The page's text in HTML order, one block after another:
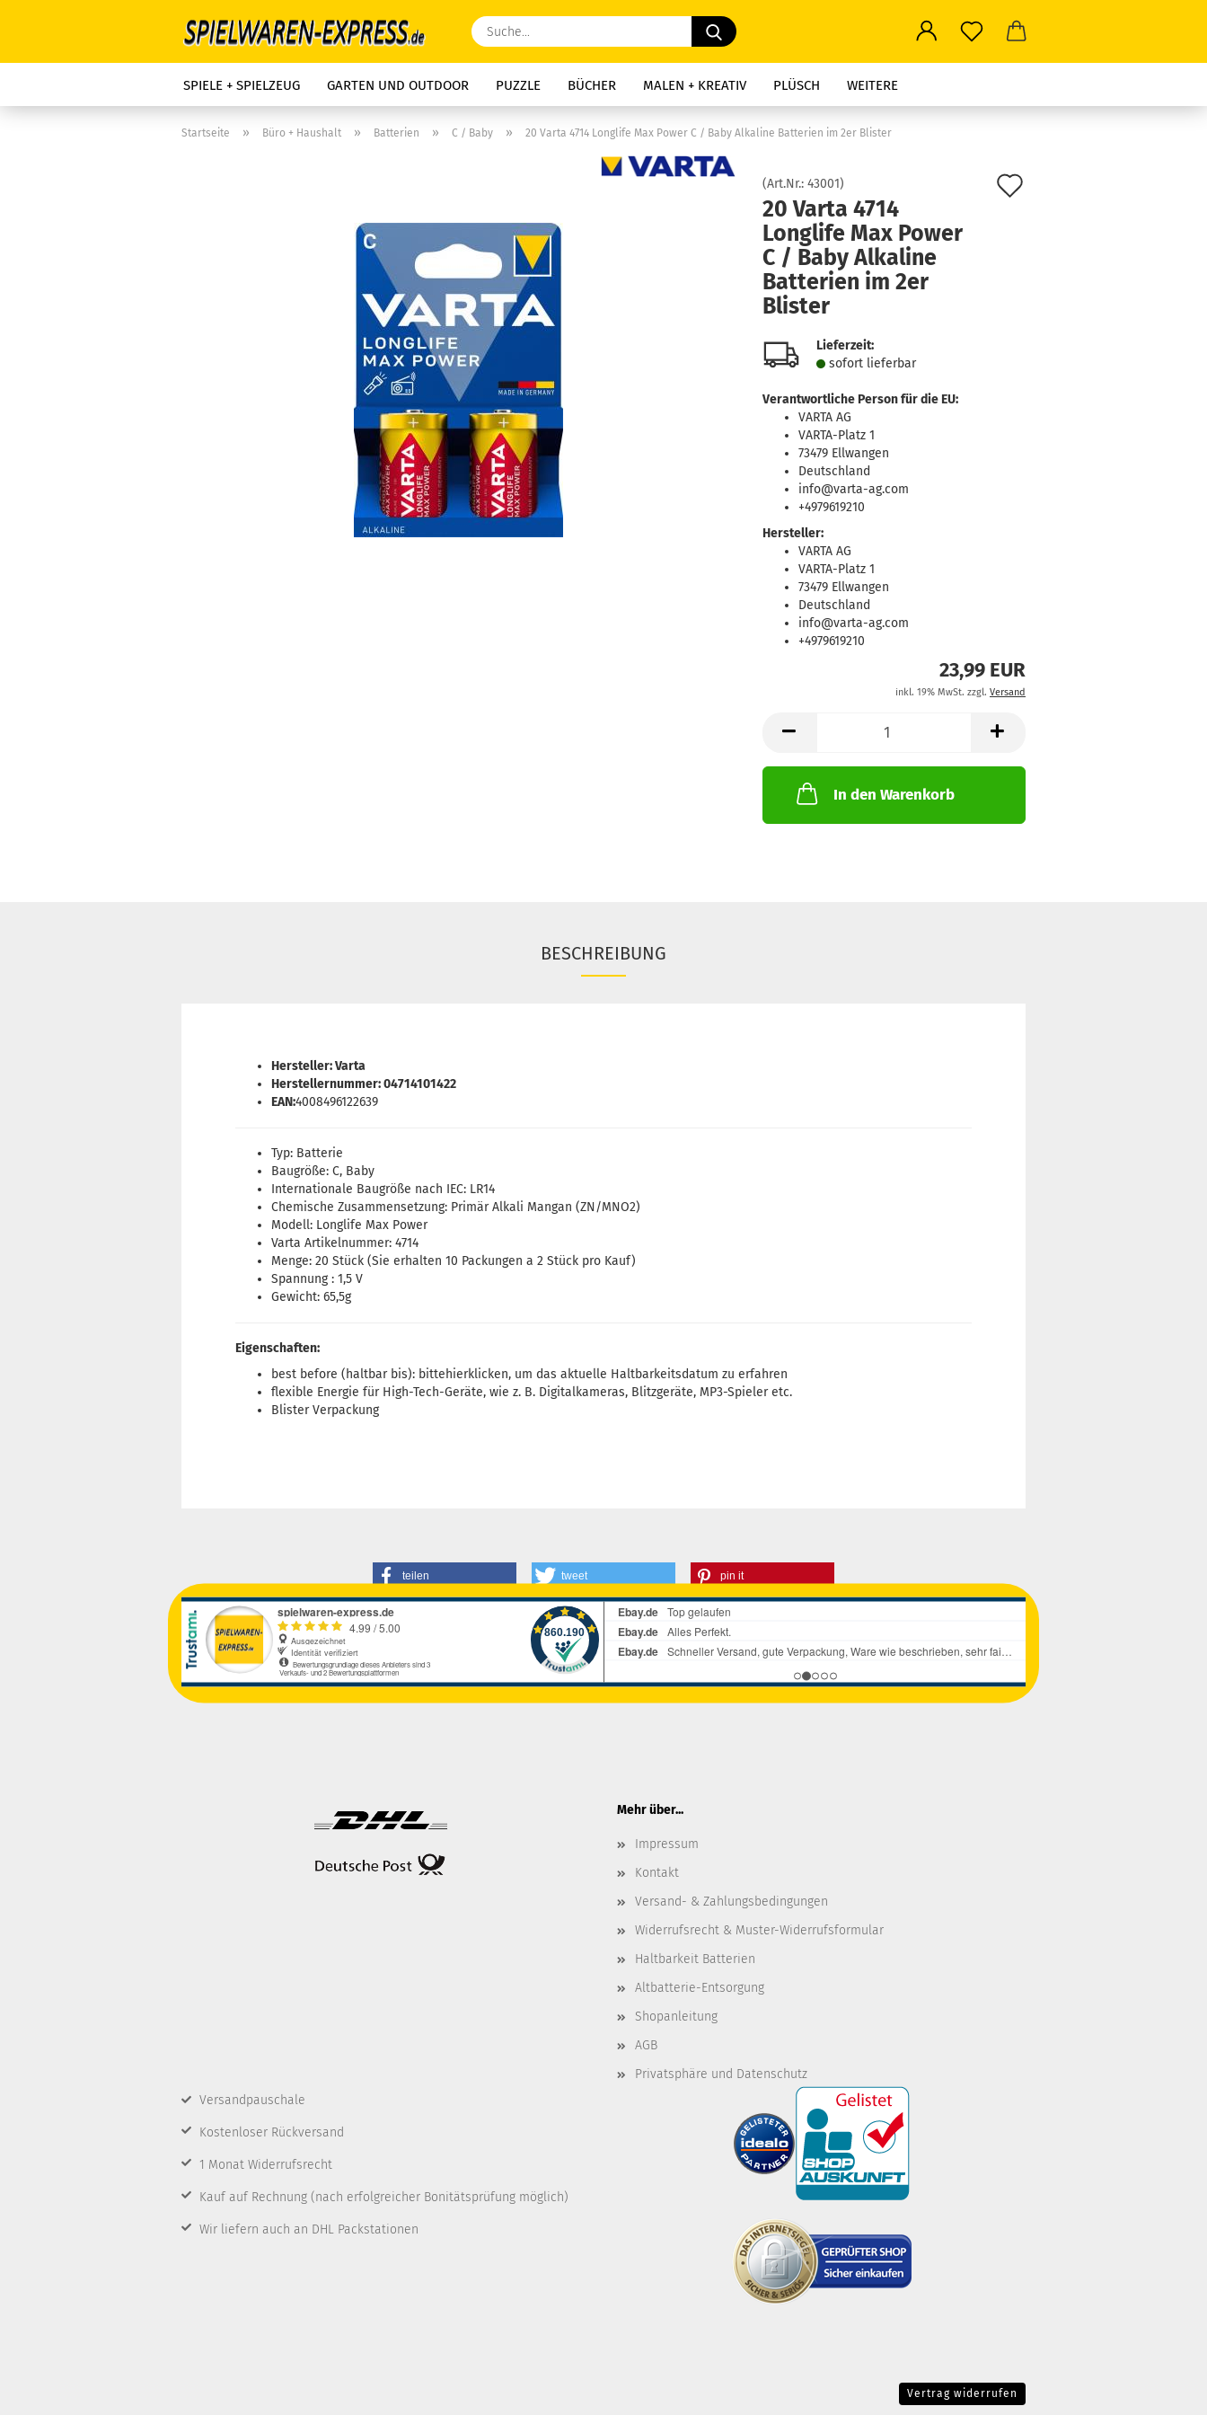
Suche...
SPIELE + SPIELZEUG GARTEN UND OUTDOOR PUZZLE BÜCHER MALEN + KREATIV PLÜSCH WEITERE
Startseite » Büro + Haushalt » Batterien » C / Baby » 20 Varta 4714 Longlife Max Power C / Baby Alkaline Batterien im 2er Blister
(Art.Nr.: 43001)
20 Varta 4714
Longlife Max Power
C / Baby Alkaline
Batterien im 2er
Blister
Lieferzeit:
sofort lie­fer­bar
Verantwortliche Person für die EU:
VARTA AG
VARTA-Platz 1
73479 Ellwangen
Deutschland
info@varta-ag.com
+4979619210
Hersteller:
VARTA AG
VARTA-Platz 1
73479 Ellwangen
Deutschland
info@varta-ag.com
+4979619210
23,99 EUR
inkl. 19% MwSt. zzgl. Versand
In den Warenkorb
BESCHREIBUNG
Hersteller: Varta
Herstellernummer: 04714101422
EAN:4008496122639
Typ: Batterie
Baugröße: C, Baby
Internationale Baugröße nach IEC: LR14
Chemische Zusammensetzung: Primär Alkali Mangan (ZN/MNO2)
Modell: Longlife Max Power
Varta Artikelnummer: 4714
Menge: 20 Stück (Sie erhalten 10 Packungen a 2 Stück pro Kauf)
Spannung : 1,5 V
Gewicht: 65,5g
Eigenschaften:
best before (haltbar bis): bittehierklicken, um das aktuelle Haltbarkeitsdatum zu erfahren
flexible Energie für High-Tech-Geräte, wie z. B. Digitalkameras, Blitzgeräte, MP3-Spieler etc.
Blister Verpackung
teilen tweet pin it
Mehr über...
Impressum
Kontakt
Versand- & Zahlungsbedingungen
Widerrufsrecht & Muster-Widerrufsformular
Haltbarkeit Batterien
Altbatterie-Entsorgung
Shopanleitung
AGB
Privatsphäre und Datenschutz
Versandpauschale
Kostenloser Rückversand
1 Monat Widerrufsrecht
Kauf auf Rechnung (nach erfolgreicher Bonitätsprüfung möglich)
Wir liefern auch an DHL Packstationen
Vertrag widerrufen